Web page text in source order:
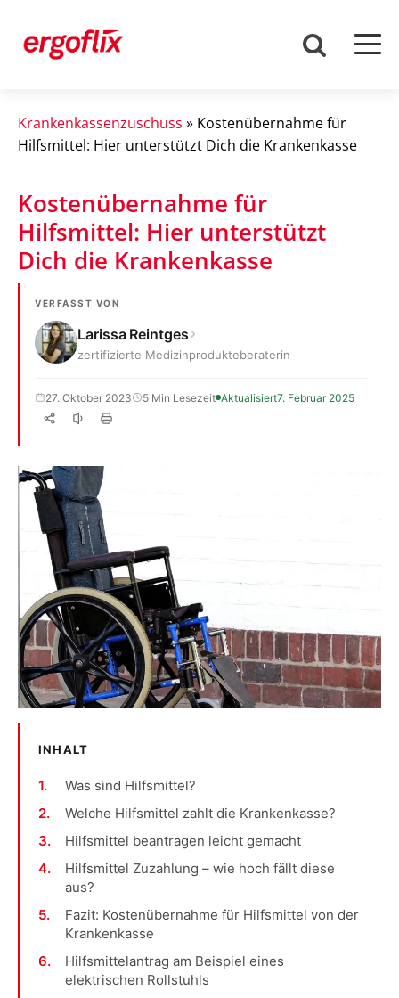
Krankenkassenzuschuss » Kostenübernahme für
Hilfsmittel: Hier unterstützt Dich die Krankenkasse
Kostenübernahme für
Hilfsmittel: Hier unterstützt
Dich die Krankenkasse
VERFASST VON
Larissa Reintges
zertifizierte Medizinprodukteberaterin
27. Oktober 2023 5 Min Lesezeit Aktualisiert7. Februar 2025
INHALT
Was sind Hilfsmittel?
Welche Hilfsmittel zahlt die Krankenkasse?
Hilfsmittel beantragen leicht gemacht
Hilfsmittel Zuzahlung – wie hoch fällt diese
aus?
Fazit: Kostenübernahme für Hilfsmittel von der
Krankenkasse
Hilfsmittelantrag am Beispiel eines
elektrischen Rollstuhls